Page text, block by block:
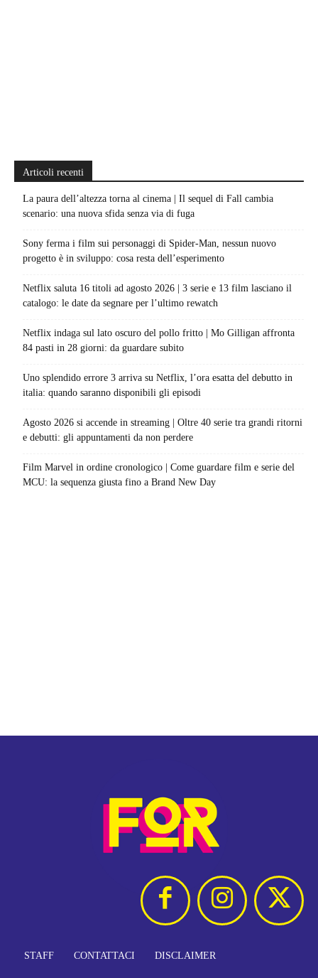
Articoli recenti
La paura dell’altezza torna al cinema | Il sequel di Fall cambia
scenario: una nuova sfida senza via di fuga
Sony ferma i film sui personaggi di Spider-Man, nessun nuovo
progetto è in sviluppo: cosa resta dell’esperimento
Netflix saluta 16 titoli ad agosto 2026 | 3 serie e 13 film lasciano il
catalogo: le date da segnare per l’ultimo rewatch
Netflix indaga sul lato oscuro del pollo fritto | Mo Gilligan affronta
84 pasti in 28 giorni: da guardare subito
Uno splendido errore 3 arriva su Netflix, l’ora esatta del debutto in
italia: quando saranno disponibili gli episodi
Agosto 2026 si accende in streaming | Oltre 40 serie tra grandi ritorni
e debutti: gli appuntamenti da non perdere
Film Marvel in ordine cronologico | Come guardare film e serie del
MCU: la sequenza giusta fino a Brand New Day
STAFF CONTATTACI DISCLAIMER